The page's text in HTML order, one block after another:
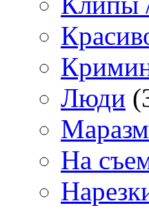
Люди
Маразм
На